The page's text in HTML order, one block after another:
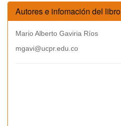
Autores e infomación del libro
Mario Alberto Gaviria Ríos
mgavi@ucpr.edu.co